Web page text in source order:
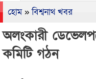
হোম»বিশ্বনাথ খবর
অলংকারী
কমিটি গঠন